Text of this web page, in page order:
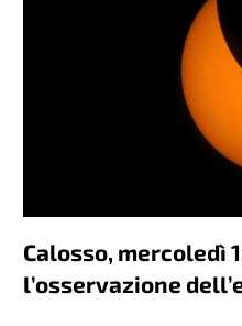
Calosso, mercoledì
l’osservazione